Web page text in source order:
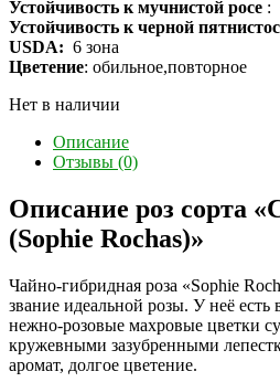
Устойчивость к мучнистой росе :
Устойчивость к черной
USDA: 6 зона
Цветение: обильное,повторное
Нет в наличии
Описание
Отзывы (0)
Описание роз сорта
(Sophie Rochas)»
Чайно-гибридная роза «Sophie
звание идеальной розы. У неё есть
нежно-розовые махровые цветки
кружевными зазубренными
аромат, долгое цветение.